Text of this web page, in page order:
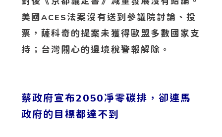
美國ACES 法案沒有送到參議院討論、投
票，薩科奇的提案未獲得歐盟多數國家支
持；台灣關心的邊境稅警報解除。
蔡政府宣布2050凈零碳排，卻連馬
政府的目標都達不到